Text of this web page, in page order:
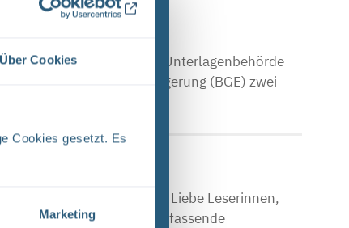
Über Cookies
Cookies gesetzt. Es
Marketing
Asse Zwischen der Stasi-Unterlagenbehörde
für Endlagerung (BGE) zwei
Stand April 2024 Vorwort Liebe Leserinnen,
einen Einblick in das umfassende